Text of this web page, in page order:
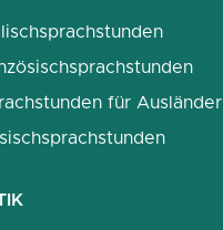
für Ausländer